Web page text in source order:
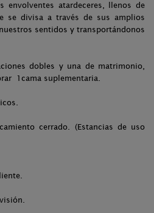
envolventes atardeceres, llenos de
se divisa a través de sus amplios
sentidos y transportándonos
dobles y una de matrimonio,
1cama suplementaria.
cerrado. (Estancias de uso